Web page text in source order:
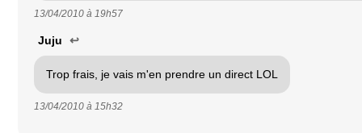
13/04/2010 à 19h57
Juju ↩
Trop frais, je vais m'en prendre un direct LOL
13/04/2010 à 15h32